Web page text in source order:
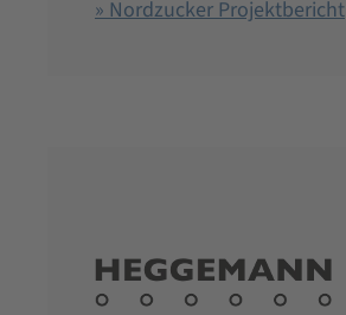
» Nordzucker Projektbericht